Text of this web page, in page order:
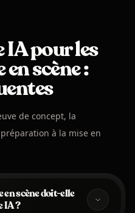
IA pour les
scène :
de concept, la
à la mise en
en scène doit-elle
IA ?